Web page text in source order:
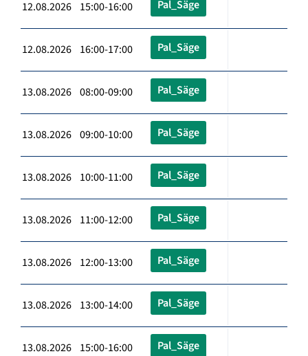
12.08.2026 15:00-16:00 Pal_Säge
12.08.2026 16:00-17:00 Pal_Säge
13.08.2026 08:00-09:00 Pal_Säge
13.08.2026 09:00-10:00 Pal_Säge
13.08.2026 10:00-11:00 Pal_Säge
13.08.2026 11:00-12:00 Pal_Säge
13.08.2026 12:00-13:00 Pal_Säge
13.08.2026 13:00-14:00 Pal_Säge
13.08.2026 15:00-16:00 Pal_Säge